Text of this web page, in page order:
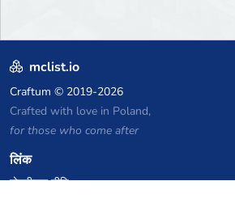
mclist.io
Craftum © 2019-2026
Crafted with love in Poland,
for those who come after
लिंक
गोपनीयता नीति